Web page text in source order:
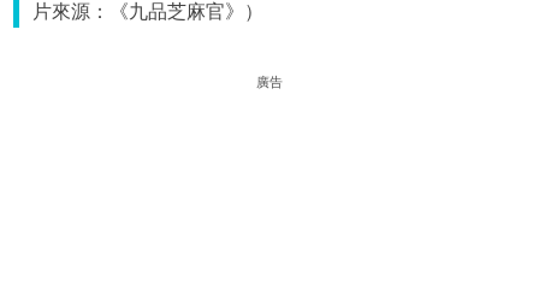
片來源：《九品芝麻官》）
廣告